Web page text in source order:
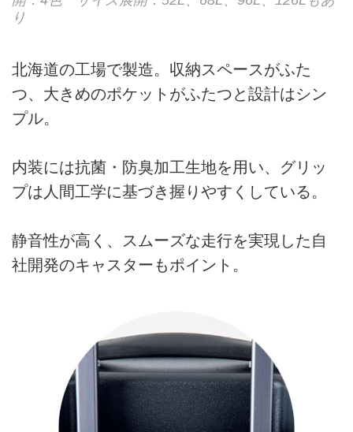
り
北海道の工場で製造。収納スペースがふた
つ、大きめのポケットがふたつと設計はシン
プル。
内装には抗菌・防臭加工生地を用い、グリッ
プは人間工学に基づき握りやすくしている。
静音性が高く、スムーズな走行を実現した自
社開発のキャスターもポイント。